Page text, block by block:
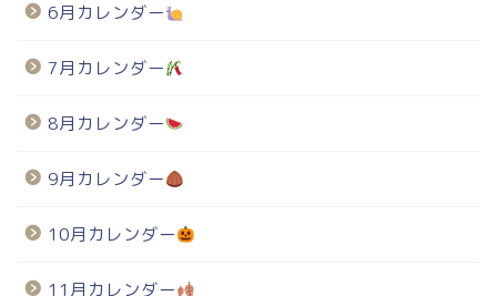
6月カレンダー
7月カレンダー
8月カレンダー
9月カレンダー
10月カレンダー
11月カレンダー